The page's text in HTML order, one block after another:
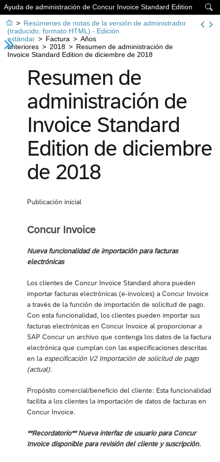

Ayuda de administración de Concur Invoice Standard Edition
 > Resúmenes de notas de la versión de administrador
(traducido, formato HTML) - Edición
estándar > Factura > Años
anteriores > 2018 > Resumen de administración de
Invoice Standard Edition de diciembre de 2018
Resumen de
administración de
Invoice Standard
Edition de diciembre
de 2018
Publicación inicial
Concur Invoice
Nueva funcionalidad de importación para facturas
electrónicas
Los clientes de Concur Invoice Standard ahora pueden
importar facturas electrónicas (e-invoices) a Concur Invoice
a través de la función de importación de solicitud de pago.
Con esta funcionalidad, los clientes pueden importar sus
facturas electrónicas en Concur Invoice al proporcionar a
SAP Concur un archivo que contenga los datos de la factura
electrónica que cumplan con las especificaciones descritas
en la especificación V2 Importación de solicitud de pago
(actual).
Propósito comercial/beneficio del cliente: Esta funcionalidad
facilita a los clientes la importación de datos de facturas en
Concur Invoice.
**Recordatorio** Nueva interfaz de usuario para Concur
Invoice disponible para revisión del cliente y suscripción.